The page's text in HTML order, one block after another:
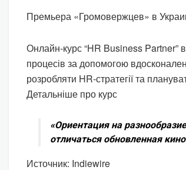
Премьера «Громовержцев» в
Онлайн-курс “HR Business Partner”
процесів за допомогою
розробляти HR-стратегії та
Детальніше про курс
«Ориентация на
отличаться обновленная
Источник: Indiewire